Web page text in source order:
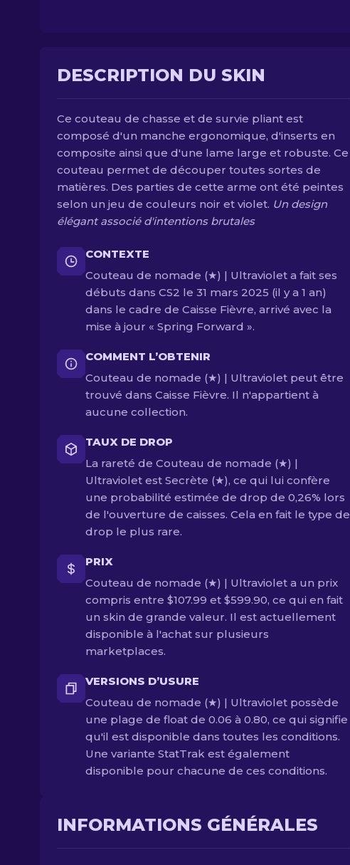
DESCRIPTION DU SKIN
Ce couteau de chasse et de survie pliant est
composé d'un manche ergonomique, d'inserts en
composite ainsi que d'une lame large et robuste. Ce
couteau permet de découper toutes sortes de
matières. Des parties de cette arme ont été peintes
selon un jeu de couleurs noir et violet. Un design
élégant associé d'intentions brutales
CONTEXTE
Couteau de nomade (★) | Ultraviolet a fait ses
débuts dans CS2 le 31 mars 2025 (il y a 1 an)
dans le cadre de Caisse Fièvre, arrivé avec la
mise à jour « Spring Forward ».
COMMENT L’OBTENIR
Couteau de nomade (★) | Ultraviolet peut être
trouvé dans Caisse Fièvre. Il n'appartient à
aucune collection.
TAUX DE DROP
La rareté de Couteau de nomade (★) |
Ultraviolet est Secrète (★), ce qui lui confère
une probabilité estimée de drop de 0,26% lors
de l'ouverture de caisses. Cela en fait le type de
drop le plus rare.
PRIX
Couteau de nomade (★) | Ultraviolet a un prix
compris entre $107.99 et $599.90, ce qui en fait
un skin de grande valeur. Il est actuellement
disponible à l'achat sur plusieurs
marketplaces.
VERSIONS D’USURE
Couteau de nomade (★) | Ultraviolet possède
une plage de float de 0.06 à 0.80, ce qui signifie
qu'il est disponible dans toutes les conditions.
Une variante StatTrak est également
disponible pour chacune de ces conditions.
INFORMATIONS GÉNÉRALES